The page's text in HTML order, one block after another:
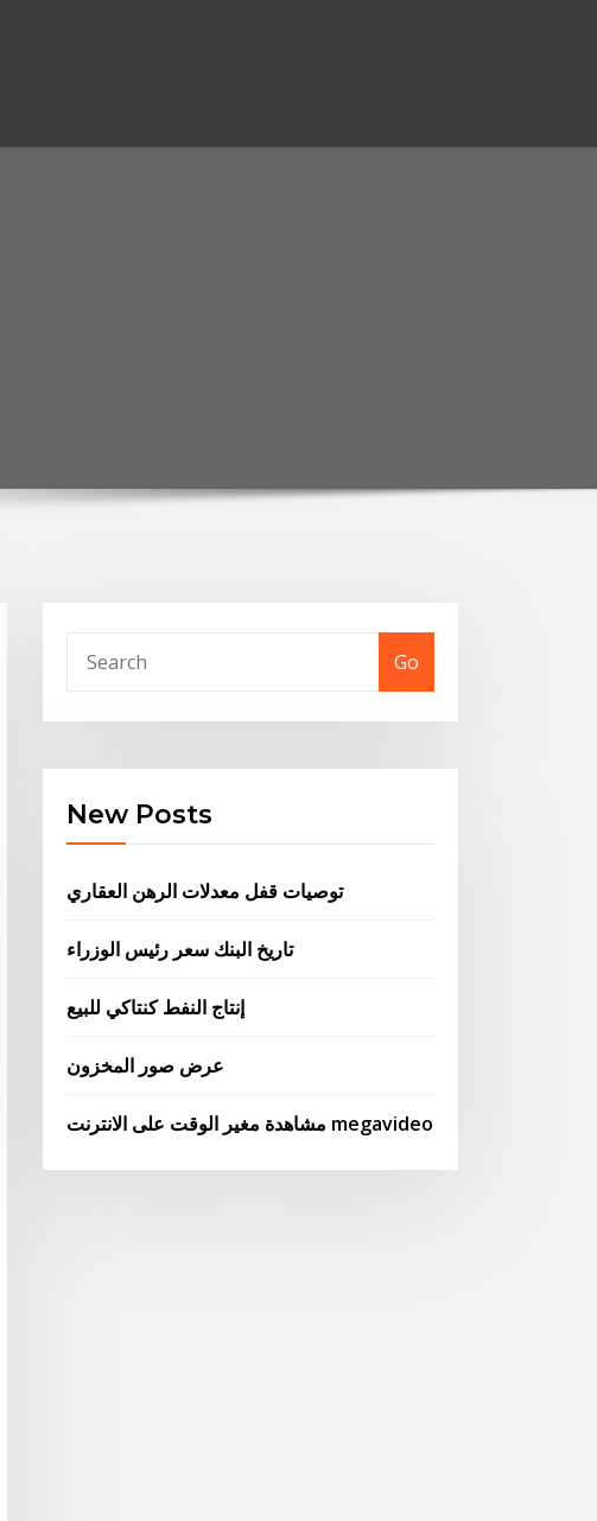
Go
New Posts
توصيات قفل معدلات الرهن العقاري
تاريخ البنك سعر رئيس الوزراء
إنتاج النفط كنتاكي للبيع
عرض صور المخزون
مشاهدة مغير الوقت على الانترنت megavideo